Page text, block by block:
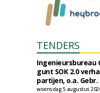
TENDERS
Ingenieursbureau
gunt SOK 2.0
partijen, o.a.
woensdag 5 augustus